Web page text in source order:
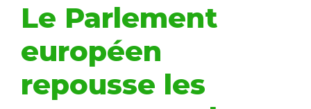
Le Parlement
européen
repousse les